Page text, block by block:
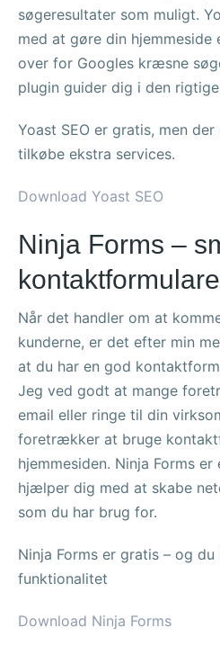
søgeresultater som muligt.
med at gøre din hjemmeside
over for Googles kræsne
plugin guider dig i den
Yoast SEO er gratis, men
tilkøbe ekstra services.
Download Yoast SEO
Ninja Forms –
Når det handler om at
kunderne, er det efter min
at du har en god
Jeg ved godt at mange
email eller ringe til din
foretrækker at bruge
hjemmesiden. Ninja Forms
hjælper dig med at skabe
som du har brug for.
Ninja Forms er gratis – og
funktionalitet
Download Ninja Forms